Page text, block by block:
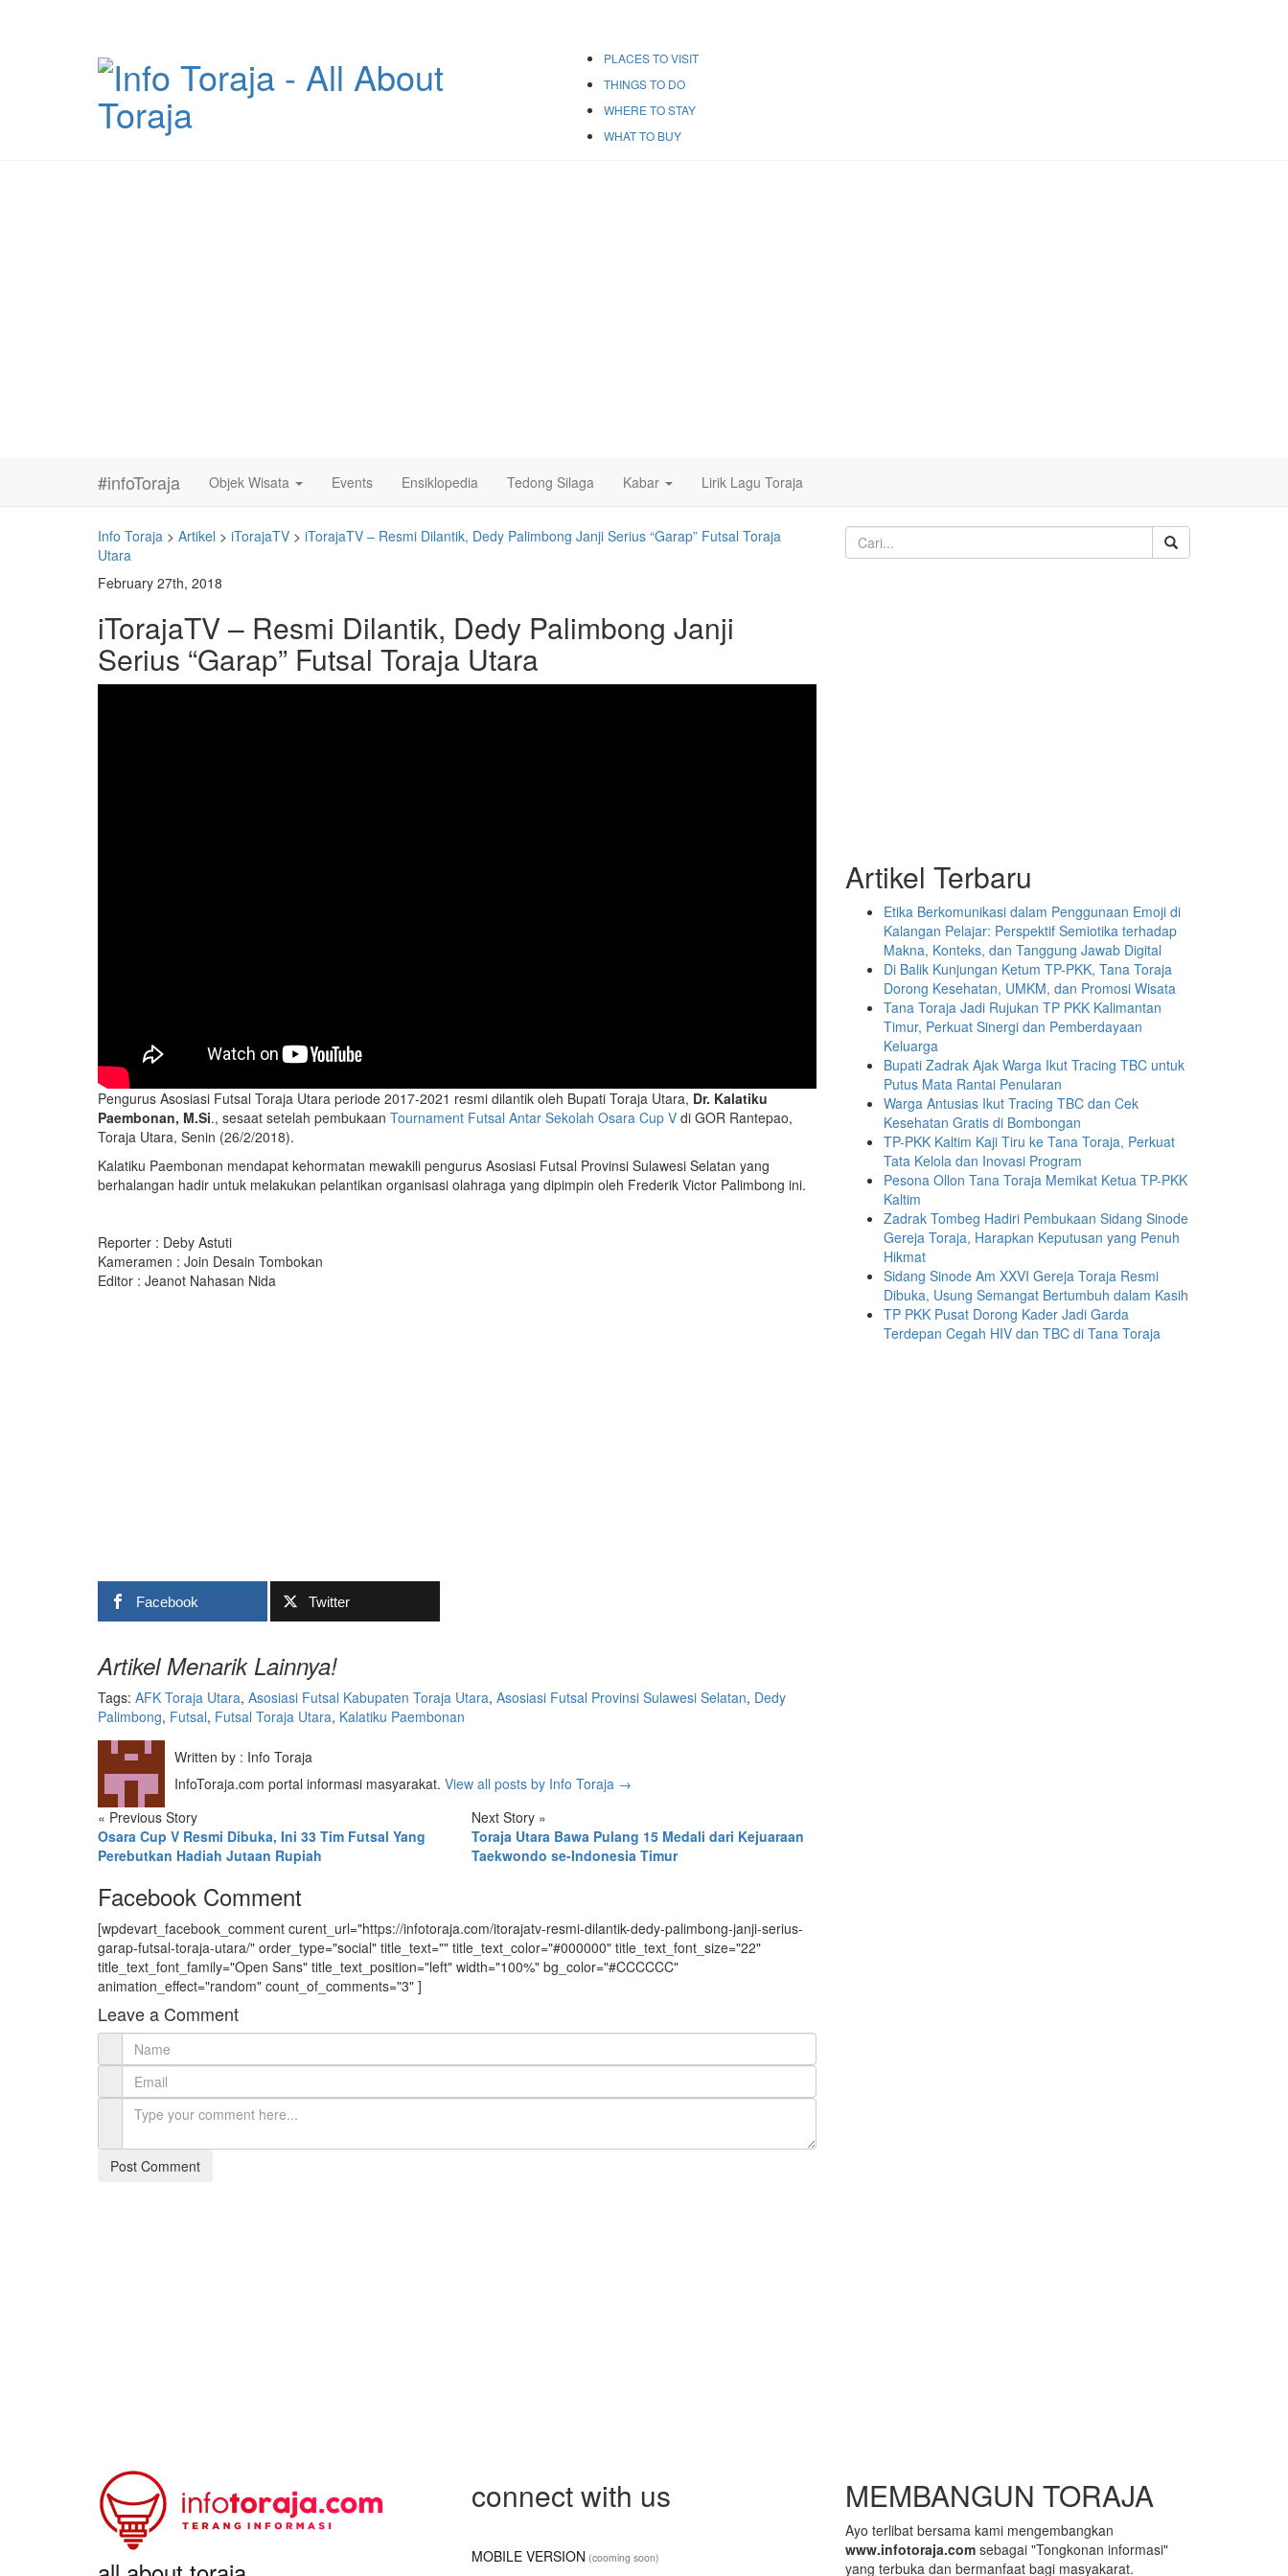
PLACES TO VISIT
THINGS TO DO
WHERE TO STAY
WHAT TO BUY
#infoToraja Objek Wisata Events Ensiklopedia Tedong Silaga Kabar Lirik Lagu Toraja
Info Toraja > Artikel > iTorajaTV > iTorajaTV – Resmi Dilantik, Dedy Palimbong Janji Serius “Garap” Futsal Toraja
Utara
February 27th, 2018
iTorajaTV – Resmi Dilantik, Dedy Palimbong Janji
Serius “Garap” Futsal Toraja Utara
Pengurus Asosiasi Futsal Toraja Utara periode 2017-2021 resmi dilantik oleh Bupati Toraja Utara, Dr. Kalatiku
Paembonan, M.Si., sesaat setelah pembukaan Tournament Futsal Antar Sekolah Osara Cup V di GOR Rantepao,
Toraja Utara, Senin (26/2/2018).
Kalatiku Paembonan mendapat kehormatan mewakili pengurus Asosiasi Futsal Provinsi Sulawesi Selatan yang
berhalangan hadir untuk melakukan pelantikan organisasi olahraga yang dipimpin oleh Frederik Victor Palimbong ini.
Reporter : Deby Astuti
Kameramen : Join Desain Tombokan
Editor : Jeanot Nahasan Nida
Facebook Twitter
Artikel Menarik Lainnya!
Tags: AFK Toraja Utara, Asosiasi Futsal Kabupaten Toraja Utara, Asosiasi Futsal Provinsi Sulawesi Selatan, Dedy
Palimbong, Futsal, Futsal Toraja Utara, Kalatiku Paembonan
Written by : Info Toraja
InfoToraja.com portal informasi masyarakat. View all posts by Info Toraja →
« Previous Story
Osara Cup V Resmi Dibuka, Ini 33 Tim Futsal Yang
Perebutkan Hadiah Jutaan Rupiah
Next Story »
Toraja Utara Bawa Pulang 15 Medali dari Kejuaraan
Taekwondo se-Indonesia Timur
Facebook Comment
[wpdevart_facebook_comment curent_url="https://infotoraja.com/itorajatv-resmi-dilantik-dedy-palimbong-janji-serius-
garap-futsal-toraja-utara/" order_type="social" title_text="" title_text_color="#000000" title_text_font_size="22"
title_text_font_family="Open Sans" title_text_position="left" width="100%" bg_color="#CCCCCC"
animation_effect="random" count_of_comments="3" ]
Leave a Comment
Artikel Terbaru
Etika Berkomunikasi dalam Penggunaan Emoji di
Kalangan Pelajar: Perspektif Semiotika terhadap
Makna, Konteks, dan Tanggung Jawab Digital
Di Balik Kunjungan Ketum TP-PKK, Tana Toraja
Dorong Kesehatan, UMKM, dan Promosi Wisata
Tana Toraja Jadi Rujukan TP PKK Kalimantan
Timur, Perkuat Sinergi dan Pemberdayaan
Keluarga
Bupati Zadrak Ajak Warga Ikut Tracing TBC untuk
Putus Mata Rantai Penularan
Warga Antusias Ikut Tracing TBC dan Cek
Kesehatan Gratis di Bombongan
TP-PKK Kaltim Kaji Tiru ke Tana Toraja, Perkuat
Tata Kelola dan Inovasi Program
Pesona Ollon Tana Toraja Memikat Ketua TP-PKK
Kaltim
Zadrak Tombeg Hadiri Pembukaan Sidang Sinode
Gereja Toraja, Harapkan Keputusan yang Penuh
Hikmat
Sidang Sinode Am XXVI Gereja Toraja Resmi
Dibuka, Usung Semangat Bertumbuh dalam Kasih
TP PKK Pusat Dorong Kader Jadi Garda
Terdepan Cegah HIV dan TBC di Tana Toraja
connect with us
MOBILE VERSION (cooming soon)
MEMBANGUN TORAJA
Ayo terlibat bersama kami mengembangkan
www.infotoraja.com sebagai "Tongkonan informasi"
yang terbuka dan bermanfaat bagi masyakarat.